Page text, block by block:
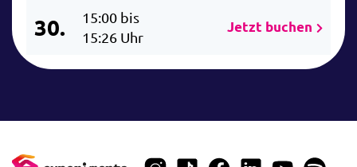
30.
15:00 bis
15:26 Uhr
Jetzt buchen